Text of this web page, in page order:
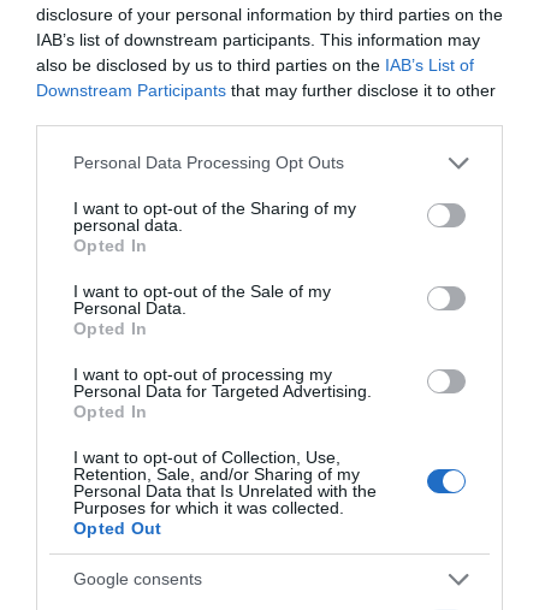
disclosure of your personal information by third parties on the
IAB’s list of downstream participants. This information may
also be disclosed by us to third parties on the IAB’s List of
Downstream Participants that may further disclose it to other
Please note that this website/app uses one or more Google
not limited to your visit or usage behaviour. You may click to
grant or deny consent to Google and its third-party tags to
use your data for below specified purposes in below Google
consent section.
Personal Data Processing Opt Outs
I want to opt-out of the Sharing of my
personal data.
Opted In
I want to opt-out of the Sale of my
Personal Data.
Opted In
I want to opt-out of processing my
Personal Data for Targeted Advertising.
Opted In
I want to opt-out of Collection, Use,
Retention, Sale, and/or Sharing of my
Personal Data that Is Unrelated with the
Purposes for which it was collected.
Opted Out
Google consents
Megosztás: Facebook Twitter Pinterest
Címkék: család,segítség,új élet,összefogás,
Korábbi bejegyzések Következő bejegyzés
HASONLÓ BEJEGYZÉSEK